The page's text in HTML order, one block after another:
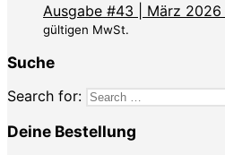
Ausgabe #43 | März 2026
gültigen MwSt.
Suche
Search for:
Deine Bestellung